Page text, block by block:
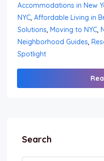
Accommodations in New
NYC, Affordable Living in
Solutions, Moving to NYC,
Neighborhood Guides,
Spotlight
Search